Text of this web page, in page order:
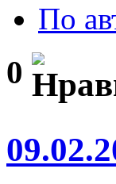
По
0